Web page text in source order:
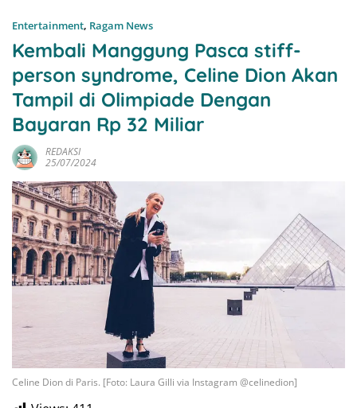
Entertainment, Ragam News
Kembali Manggung Pasca stiff-
person syndrome, Celine Dion Akan
Tampil di Olimpiade Dengan
Bayaran Rp 32 Miliar
REDAKSI
25/07/2024
Celine Dion di Paris. [Foto: Laura Gilli via Instagram @celinedion]